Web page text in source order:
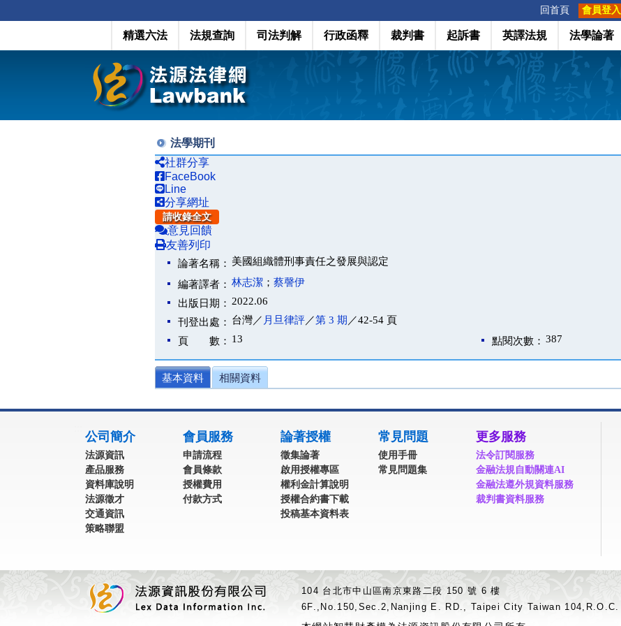
回首頁 會員登入
精選六法 法規查詢 司法判解 行政函釋 裁判書 起訴書 英譯法規 法學論著
法學期刊
社群分享
FaceBook
Line
分享網址
請收錄全文
意見回饋
友善列印
論著名稱： 美國組織體刑事責任之發展與認定
編著譯者： 林志潔 ； 蔡謦伊
出版日期： 2022.06
刊登出處： 台灣／ 月旦律評／第 3 期 ／42-54 頁
頁 數： 13 點閱次數： 387
基本資料 相關資料
公司簡介
法源資訊
產品服務
資料庫說明
法源徵才
交通資訊
策略聯盟
會員服務
申請流程
會員條款
授權費用
付款方式
論著授權
徵集論著
啟用授權專區
權利金計算說明
授權合約書下載
投稿基本資料表
常見問題
使用手冊
常見問題集
更多服務
法令訂閱服務
金融法規自動關連AI
金融法遵外規資料服務
裁判書資料服務
104 台北市中山區南京東路二段 150 號 6 樓
6F.,No.150,Sec.2,Nanjing E. RD., Taipei City Taiwan 104,R.O.C.